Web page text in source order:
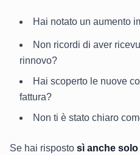
Hai notato un aumento
Non ricordi di aver
rinnovo?
Hai scoperto le nuove
fattura?
Non ti è stato chiaro
Se hai risposto sì anche